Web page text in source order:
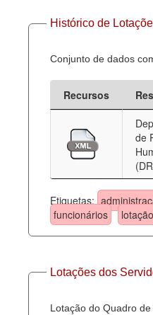
ContatoHistórico de
Conjunto de dados
Recursos
de
Etiquetas:
funcionários
lotação
Lotações dos
Lotação do Quadro